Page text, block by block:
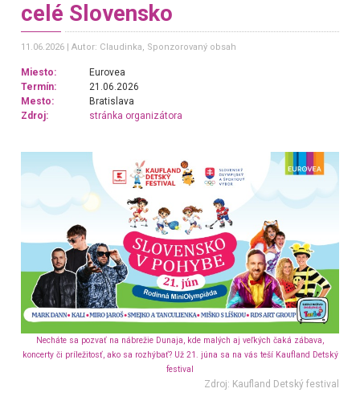
celé Slovensko
11.06.2026 Autor: Claudinka, Sponzorovaný obsah
Miesto:
Eurovea
Termín:
21.06.2026
Mesto:
Bratislava
Zdroj:
stránka organizátora
Necháte sa pozvať na nábrežie Dunaja, kde malých aj veľkých čaká zábava,
koncerty či príležitosť, ako sa rozhýbať? Už 21. júna sa na vás teší Kaufland Detský
festival
Zdroj: Kaufland Detský festival